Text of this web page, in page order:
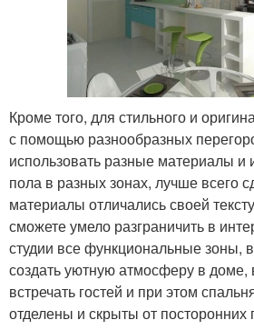
Кроме того, для стильного и
с помощью разнообразных
использовать разные материалы и
пола в разных зонах, лучше всего
материалы отличались своей
сможете умело разграничить в
студии все функциональные зоны,
создать уютную атмосферу в
встречать гостей и при этом
отделены и скрыты от посторонних